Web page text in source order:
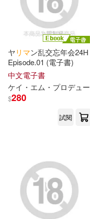
きゃっち(1)
くっきおーれ(1)
こーり(1)
ながえSTYLE(1)
はつやすみ(1)
ヤリ マン乱交忘年会24H
Episode.01 (電子書)
中文電子書
ケイ ・エム・プロデュ ー
$280
試閱